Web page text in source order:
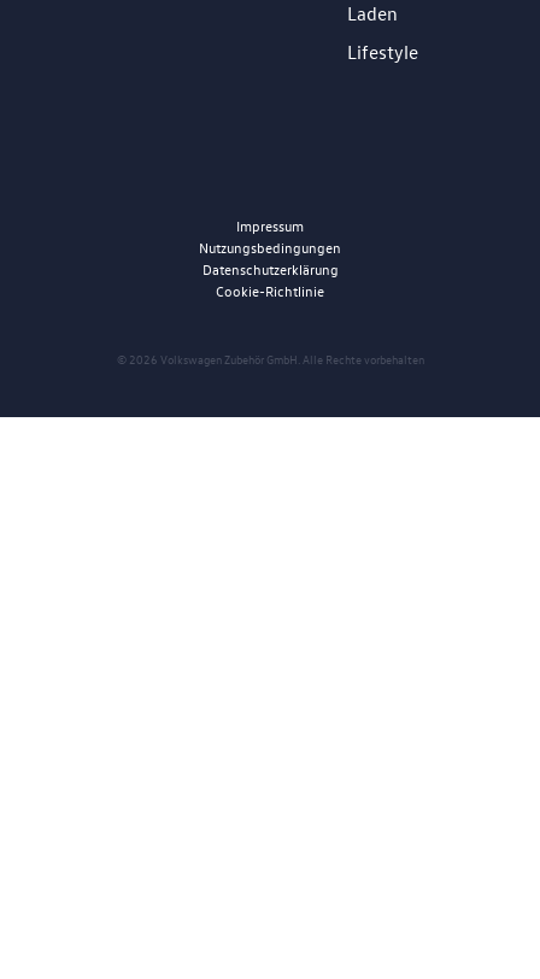
Laden
Lifestyle
© 2026 Volkswagen Zubehör GmbH. Alle Rechte vorbehalten
Impressum
Nutzungsbedingungen
Datenschutzerklärung
Cookie-Richtlinie